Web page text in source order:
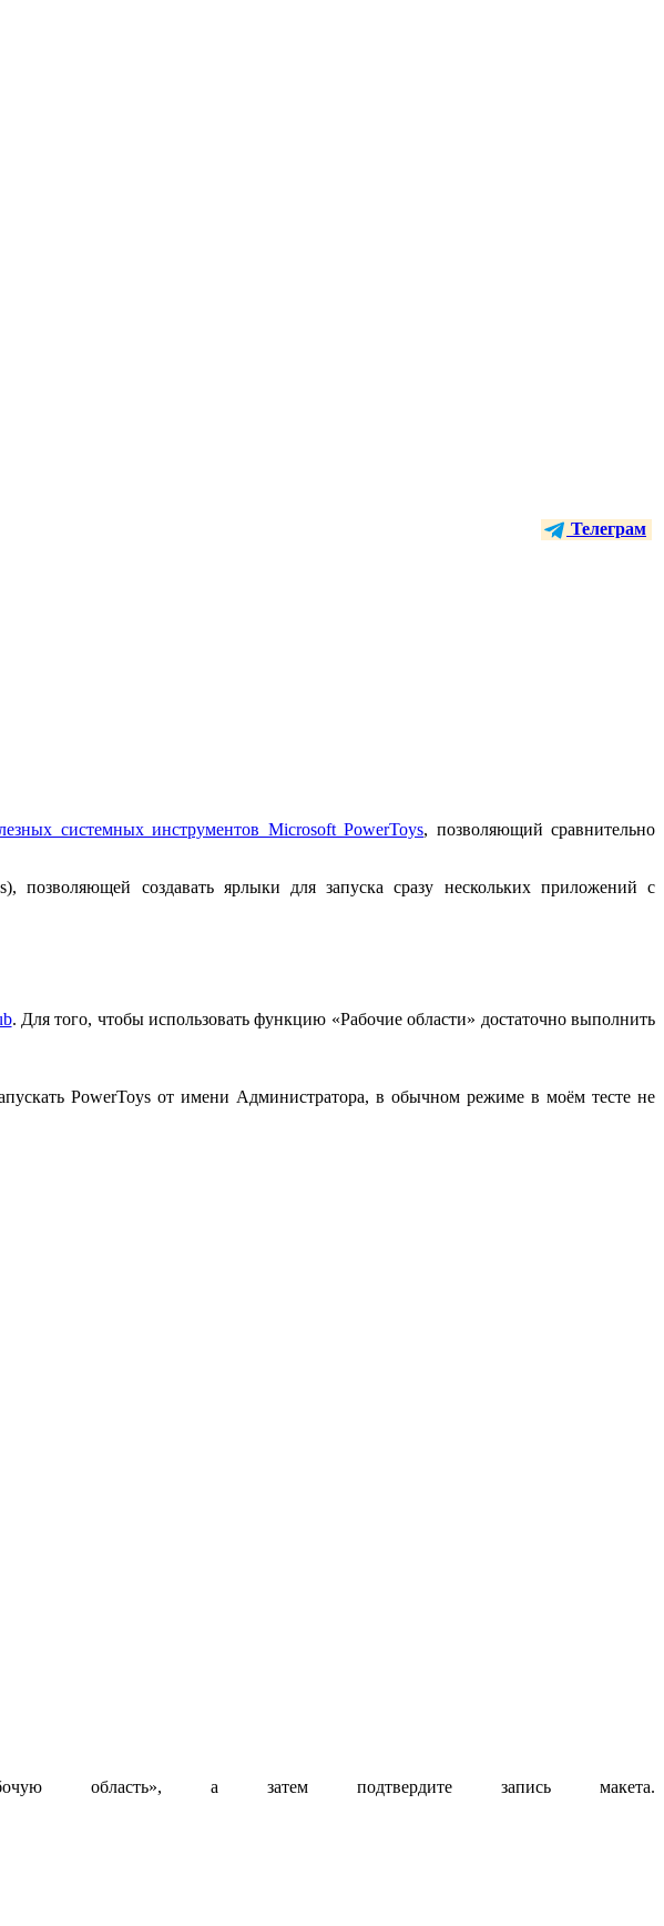
Телеграм
системных инструментов Microsoft PowerToys, позволяющий сравнительно
создавать ярлыки для запуска сразу нескольких приложений с
. Для того, чтобы использовать функцию «Рабочие области» достаточно выполнить
PowerToys от имени Администратора, в обычном режиме в моём тесте не
область», а затем подтвердите запись макета.